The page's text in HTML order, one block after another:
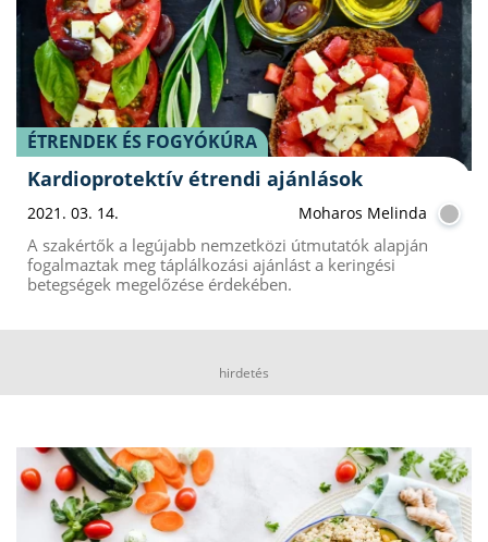
ÉTRENDEK ÉS FOGYÓKÚRA
Kardioprotektív étrendi ajánlások
2021. 03. 14. Moharos Melinda
A szakértők a legújabb nemzetközi útmutatók alapján
fogalmaztak meg táplálkozási ajánlást a keringési
betegségek megelőzése érdekében.
hirdetés